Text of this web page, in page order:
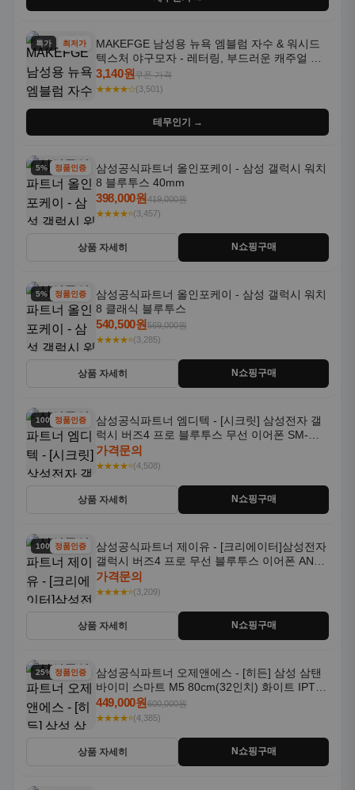
특가 최저가
MAKEFGE 남성용 뉴욕 엠블럼 자수 & 워시드
텍스처 야구모자 - 레터링, 부드러운 캐주얼 모
자, NYC 스타일
3,140원쿠폰 가격
★★★★☆(3,501)
테무인기 →
5% 할인정품인증
삼성공식파트너 올인포케이 - 삼성 갤럭시 워치
8 블루투스 40mm
398,000원419,000원
★★★★⭐(3,457)
상품 자세히 N쇼핑구매
5% 할인정품인증
삼성공식파트너 올인포케이 - 삼성 갤럭시 워치
8 클래식 블루투스
540,500원569,000원
★★★★⭐(3,285)
상품 자세히 N쇼핑구매
100% 할인
정품인증
삼성공식파트너 엠디텍 - [시크릿] 삼성전자 갤
럭시 버즈4 프로 블루투스 무선 이어폰 SM-
R640N
가격문의
★★★★⭐(4,508)
상품 자세히 N쇼핑구매
100% 할인
정품인증
삼성공식파트너 제이유 - [크리에이터]삼성전자
갤럭시 버즈4 프로 무선 블루투스 이어폰 ANC
SM-R640N
가격문의
★★★★⭐(3,209)
상품 자세히 N쇼핑구매
25% 할인정품인증
삼성공식파트너 오제앤에스 - [히든] 삼성 삼탠
바이미 스마트 M5 80cm(32인치) 화이트 IPTV
OTT 패키지
449,000원600,000원
★★★★⭐(4,385)
상품 자세히 N쇼핑구매